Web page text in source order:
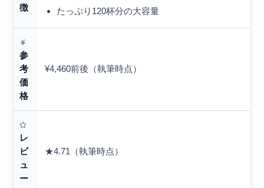
徴
たっぷり120杯分の大容量
参
考
価
格
¥4,460前後（執筆時点）
レ
ビ
ュ
ー
★4.71（執筆時点）